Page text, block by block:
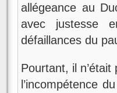
allégeance au
avec justesse
défaillances du
Pourtant, il
l’incompétence